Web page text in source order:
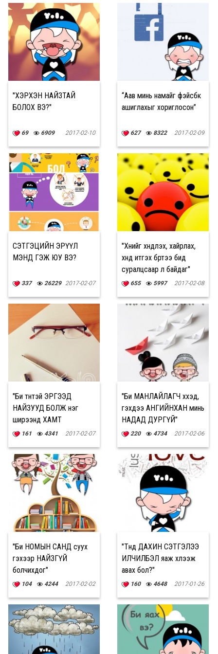
"ХЭРХЭН НАЙЗТАЙ
БОЛОХ ВЭ?"
69 6909 2017-02-10
“Аав минь намайг фэйсбүүк
ашиглахыг хориглосон”
627 8322 2017-02-09
СЭТГЭЦИЙН ЭРҮҮЛ
МЭНД ГЭЖ ЮУ ВЭ?
337 26229 2017-02-07
"Хүнийг хүндлэх, хайрлах,
хүнд итгэх бүртээ бид
суралцсаар л байдаг"
655 5997 2017-02-08
"Би түүнтэй ЭРГЭЭД
НАЙЗУУД БОЛЖ нэг
ширээнд ХАМТ
СУУМААР байна"
161 4341 2017-02-07
"Би МАНЛАЙЛАГЧ хүүхэд,
гэхдээ АНГИЙНХАН минь
НАДАД ДУРГҮЙ"
220 4734 2017-02-06
"Би НОМЫН САНД суух
гэхээр НАЙЗГҮЙ
болчихдог"
104 4244 2017-02-02
"Түүнд ДАХИН СЭТГЭЛЭЭ
ИЛЧИЛБЭЛ яаж хүлээж
авах бол?"
160 4648 2017-01-26